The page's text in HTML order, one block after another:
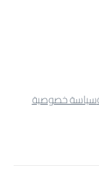
سياسة خصوصية